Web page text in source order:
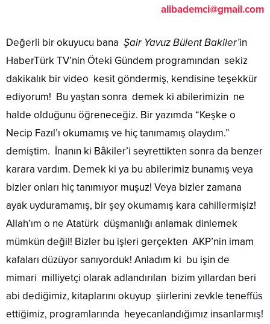
alibademci@gmail.com
Değerli bir okuyucu bana Şair Yavuz Bülent Bakiler’in
HaberTürk TV’nin Öteki Gündem programından sekiz
dakikalık bir video kesit göndermiş, kendisine teşekkür
ediyorum! Bu yaştan sonra demek ki abilerimizin ne
halde olduğunu öğreneceğiz. Bir yazımda “Keşke o
Necip Fazıl’ı okumamış ve hiç tanımamış olaydım.”
demiştim. İnanın ki Bâkiler’i seyrettikten sonra da benzer
karara vardım. Demek ki ya bu abilerimiz bunamış veya
bizler onları hiç tanımıyor muşuz! Veya bizler zamana
ayak uyduramamış, bir şey okumamış kara cahillermişiz!
Allah’ım o ne Atatürk düşmanlığı anlamak dinlemek
mümkün değil! Bizler bu işleri gerçekten AKP’nin imam
kafaları düzüyor sanıyorduk! Anladım ki bu işin de
mimari milliyetçi olarak adlandırılan bizim yıllardan beri
abi dediğimiz, kitaplarını okuyup şiirlerini zevkle teneffüs
ettiğimiz, programlarında heyecanlandığımız insanlarmış!